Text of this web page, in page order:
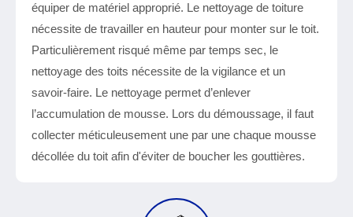
équiper de matériel approprié. Le nettoyage de toiture
nécessite de travailler en hauteur pour monter sur le toit.
Particulièrement risqué même par temps sec, le
nettoyage des toits nécessite de la vigilance et un
savoir-faire. Le nettoyage permet d’enlever
l’accumulation de mousse. Lors du démoussage, il faut
collecter méticuleusement une par une chaque mousse
décollée du toit afin d'éviter de boucher les gouttières.